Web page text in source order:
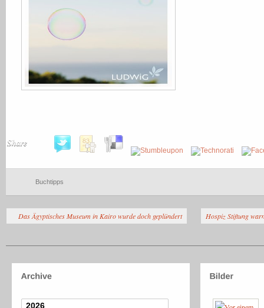
Share
Buchtipps
Das Ägyptisches Museum in Kairo wurde doch geplündert Hospiz Stiftung